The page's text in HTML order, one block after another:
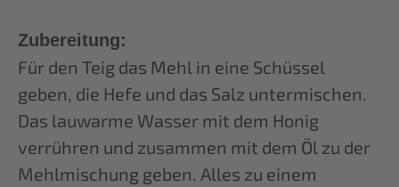
Zubereitung:
Für den Teig das Mehl in eine Schüssel
geben, die Hefe und das Salz untermischen.
Das lauwarme Wasser mit dem Honig
verrühren und zusammen mit dem Öl zu der
Mehlmischung geben. Alles zu einem